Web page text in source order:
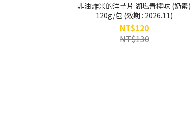
非油炸米的洋芋片 湖塩青檸味 (奶素)
120g/包 (效期 : 2026.11)
NT$120
NT$130